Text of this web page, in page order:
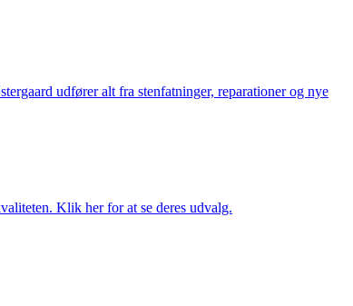
udfører alt fra stenfatninger, reparationer og nye
Klik her for at se deres udvalg.